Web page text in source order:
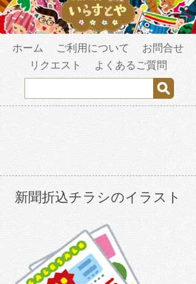
ホーム ご利用について
お問合せ
リクエスト
よくあるご質問
新聞折込チラシのイラスト